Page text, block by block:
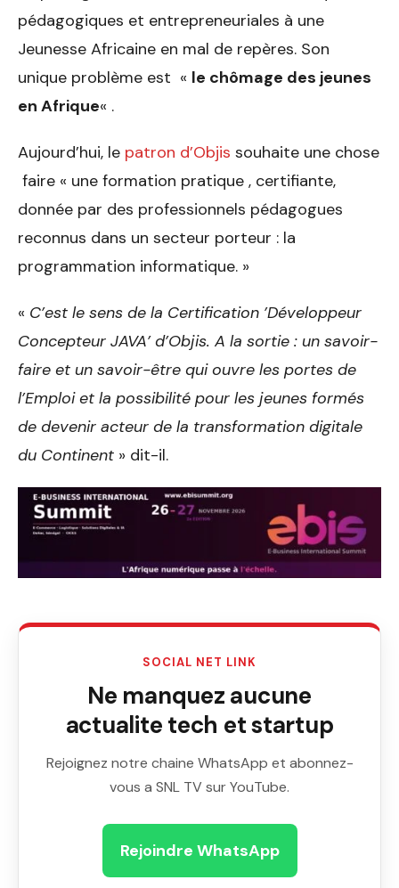
pédagogiques et entrepreneuriales à une
Jeunesse Africaine en mal de repères. Son
unique problème est « le chômage des jeunes
en Afrique« .
Aujourd’hui, le patron d’Objis souhaite une chose
faire « une formation pratique , certifiante,
donnée par des professionnels pédagogues
reconnus dans un secteur porteur : la
programmation informatique. »
« C’est le sens de la Certification ’Développeur
Concepteur JAVA’ d’Objis. A la sortie : un savoir-
faire et un savoir-être qui ouvre les portes de
l’Emploi et la possibilité pour les jeunes formés
de devenir acteur de la transformation digitale
du Continent » dit-il.
SOCIAL NET LINK
Ne manquez aucune
actualite tech et startup
Rejoignez notre chaine WhatsApp et abonnez-
vous a SNL TV sur YouTube.
Rejoindre WhatsApp